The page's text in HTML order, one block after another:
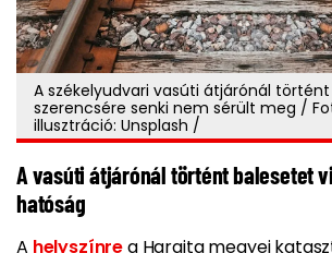
A székelyudvari vasúti átjárónál
szerencsére senki nem sérült meg /
illusztráció: Unsplash /
A vasúti átjárónál történt balesetet
hatóság
A helyszínrea Hargita megyei